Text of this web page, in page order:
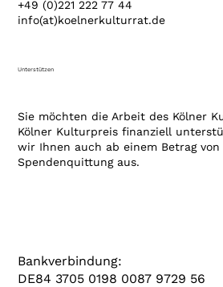
+49 (0)221 222 77 44
info(at)koelnerkulturrat.de
Bankverbindung:
DE84 3705 0198 0087 9729 56
Unterstützen
Sie möchten die Arbeit des Kölner
Kölner Kulturpreis finanziell
wir Ihnen auch ab einem Betrag
Spendenquittung aus.